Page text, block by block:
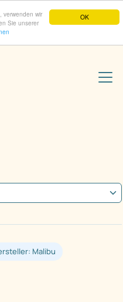
OK
verwenden wir
Sie unserer
Malibu